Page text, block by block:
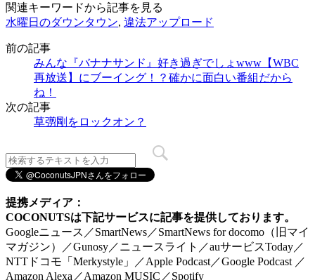
関連キーワードから記事を見る
水曜日のダウンタウン, 違法アップロード
前の記事
みんな『バナナサンド』好き過ぎでしょwww【WBC
再放送】にブーイング！？確かに面白い番組だから
ね！
次の記事
草彅剛をロックオン？
提携メディア：
COCONUTSは下記サービスに記事を提供しております。
Googleニュース／SmartNews／SmartNews for docomo（旧マイ
マガジン）／Gunosy／ニュースライト／auサービスToday／
NTTドコモ「Merkystyle」／Apple Podcast／Google Podcast ／
Amazon Alexa／Amazon MUSIC／Spotify